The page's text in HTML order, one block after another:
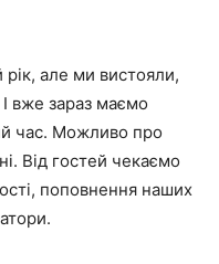
рік, але ми вистояли,
вже зараз маємо
час. Можливо про
Від гостей чекаємо
поповнення наших